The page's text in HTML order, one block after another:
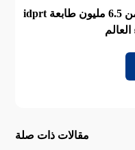
idprt هي الشركة الرائدة التي تبيع أكثر من 6.5 مليون طابعة
مقالات ذات صلة